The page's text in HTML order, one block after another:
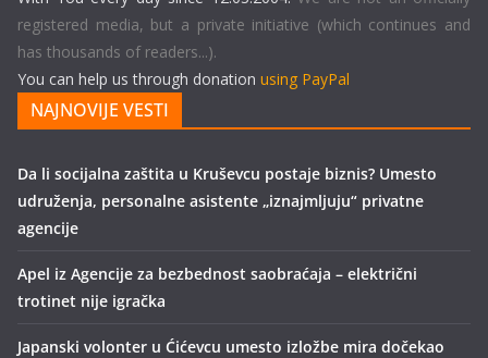
registered media, but a private initiative (which continues and
has thousands of readers...).
You can help us through donation using PayPal
NAJNOVIJE VESTI
Da li socijalna zaštita u Kruševcu postaje biznis? Umesto
udruženja, personalne asistente „iznajmljuju“ privatne
agencije
Apel iz Agencije za bezbednost saobraćaja – električni
trotinet nije igračka
Japanski volonter u Ćićevcu umesto izložbe mira dočekao